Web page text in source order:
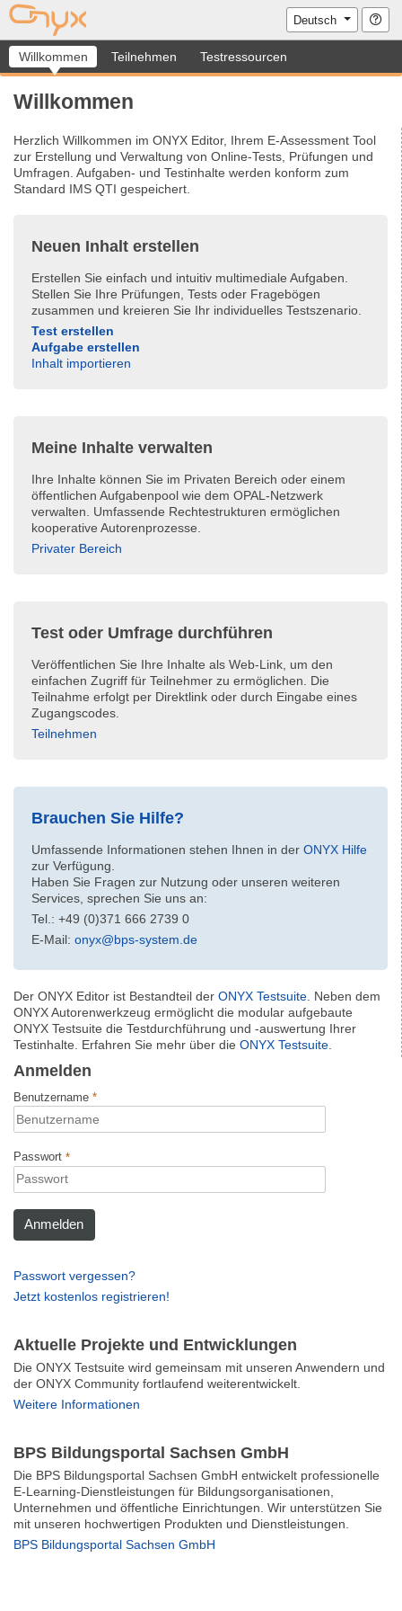
ONYX Editor
Deutsch
Willkommen Teilnehmen Testressourcen
Willkommen
Herzlich Willkommen im ONYX Editor, Ihrem E-Assessment Tool
zur Erstellung und Verwaltung von Online-Tests, Prüfungen und
Umfragen. Aufgaben- und Testinhalte werden konform zum
Standard IMS QTI gespeichert.
Neuen Inhalt erstellen
Erstellen Sie einfach und intuitiv multimediale Aufgaben.
Stellen Sie Ihre Prüfungen, Tests oder Fragebögen
zusammen und kreieren Sie Ihr individuelles Testszenario.
Test erstellen
Aufgabe erstellen
Inhalt importieren
Meine Inhalte verwalten
Ihre Inhalte können Sie im Privaten Bereich oder einem
öffentlichen Aufgabenpool wie dem OPAL-Netzwerk
verwalten. Umfassende Rechtestrukturen ermöglichen
kooperative Autorenprozesse.
Privater Bereich
Test oder Umfrage durchführen
Veröffentlichen Sie Ihre Inhalte als Web-Link, um den
einfachen Zugriff für Teilnehmer zu ermöglichen. Die
Teilnahme erfolgt per Direktlink oder durch Eingabe eines
Zugangscodes.
Teilnehmen
Brauchen Sie Hilfe?
Umfassende Informationen stehen Ihnen in der ONYX Hilfe
zur Verfügung.
Haben Sie Fragen zur Nutzung oder unseren weiteren
Services, sprechen Sie uns an:
Tel.: +49 (0)371 666 2739 0
E-Mail: onyx@bps-system.de
Der ONYX Editor ist Bestandteil der ONYX Testsuite . Neben dem
ONYX Autorenwerkzeug ermöglicht die modular aufgebaute
ONYX Testsuite die Testdurchführung und -auswertung Ihrer
Testinhalte. Erfahren Sie mehr über die ONYX Testsuite
Anmelden
Benutzername
Passwort
Anmelden
Passwort vergessen?
Jetzt kostenlos registrieren!
Aktuelle Projekte und Entwicklungen
Die ONYX Testsuite wird gemeinsam mit unseren Anwendern und
der ONYX Community fortlaufend weiterentwickelt.
Weitere Informationen
BPS Bildungsportal Sachsen GmbH
Die BPS Bildungsportal Sachsen GmbH entwickelt professionelle
E-Learning-Dienstleistungen für Bildungsorganisationen,
Unternehmen und öffentliche Einrichtungen. Wir unterstützen Sie
mit unseren hochwertigen Produkten und Dienstleistungen.
BPS Bildungsportal Sachsen GmbH